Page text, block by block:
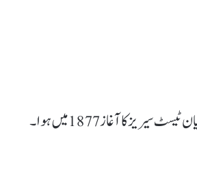
سیریز کا آغاز 1877 میں ہوا۔